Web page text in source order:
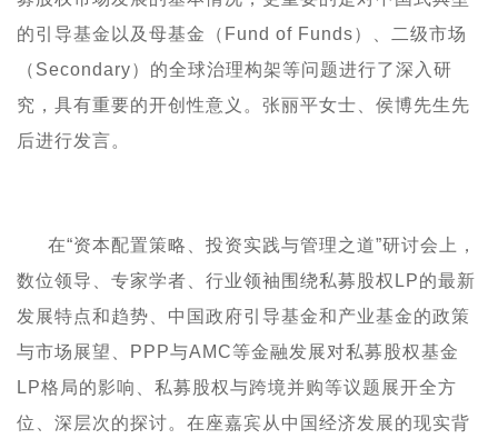
的引导基金以及母基金（ Fund of Funds）、二级市场
（ Secondary）的全球治理构架等问题进行了深入研
究，具有重要的开创性意义。张丽平女士、侯博先生先
后进行发言。
在“资本配置策略、投资实践与管理之道”研讨会上，
数位领导、专家学者、行业领袖围绕私募股权 LP的最新
发展特点和趋势、中国政府引导基金和产业基金的政策
与市场展望、
PPP与AMC等金融发展对私募股权基金
LP格局的影响、 私募股权与跨境并购等议题展开全方
位、深层次的探讨。在座嘉宾从中国经济发展的现实背